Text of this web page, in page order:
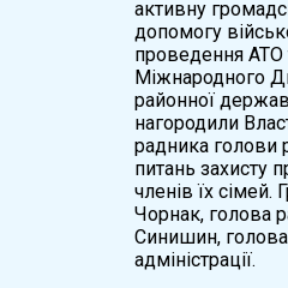
активну
допомогу
проведення АТО
Міжнародного
районної
нагородили
радника голови
питань захисту
членів їх сімей.
Чорнак, голова
Синишин,
адміністрації.